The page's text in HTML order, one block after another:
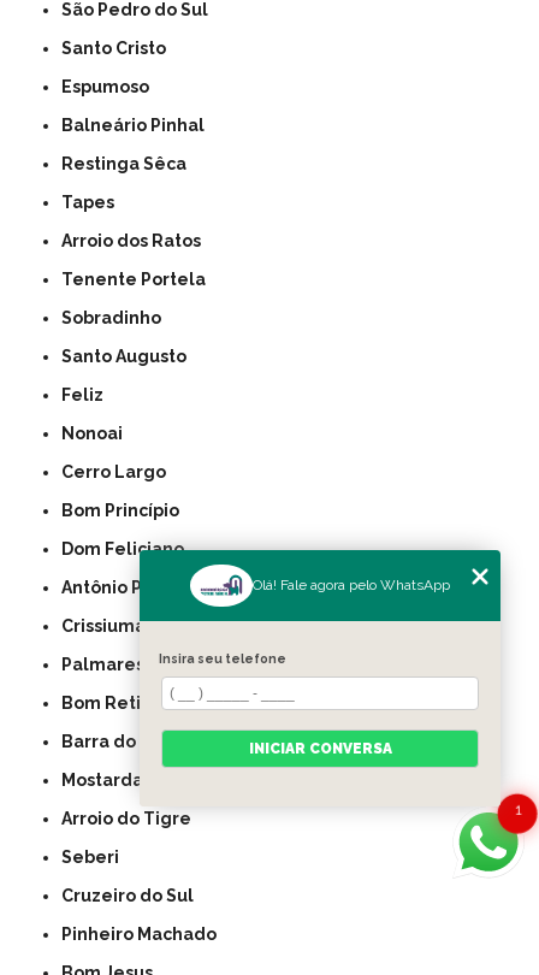
São Pedro do Sul
Santo Cristo
Espumoso
Balneário Pinhal
Restinga Sêca
Tapes
Arroio dos Ratos
Tenente Portela
Sobradinho
Santo Augusto
Feliz
Nonoai
Cerro Largo
Bom Princípio
Dom Feliciano
Antônio Prado
Crissiumal
Palmares do Sul
Bom Retiro do Sul
Barra do Ribeiro
Mostardas
Arroio do Tigre
Seberi
Cruzeiro do Sul
Pinheiro Machado
1
Olá! Fale agora pelo WhatsApp
Insira seu telefone
INICIAR CONVERSA